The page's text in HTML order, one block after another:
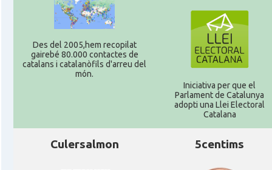
Des del 2005,hem recopilat
gairebé 80.000 contactes de
catalans i catalanòfils d'arreu del
món.
Iniciativa per que el
Parlament de Catalunya
adopti una Llei Electoral
Catalana
Culersalmon 5centims